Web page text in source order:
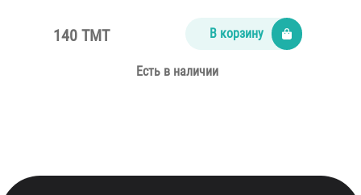
140 TMT В корзину
Есть в наличии